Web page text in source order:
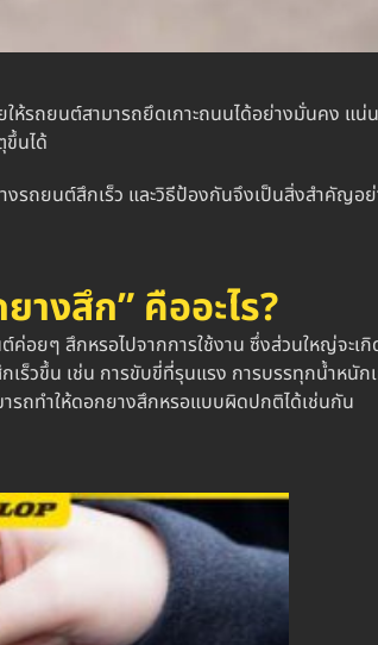
ห้รถยนต์สามารถยึดเกาะถนนได้อย่างมั่นคง แน่
ขึ้นได้
งรถยนต์สึกเร็ว และวิธีป้องกันจึงเป็นสิ่งสำคั
างสึก” คืออะไร?
อยๆ สึกหรอไปจากการใช้งาน ซึ่งส่วนใหญ่จะ
เร็วขึ้น เช่น การขับขี่ที่รุนแรง การบรรทุกน้ำหนั
รถทำให้ดอกยางสึกหรอแบบผิดปกติได้เช่นกัน